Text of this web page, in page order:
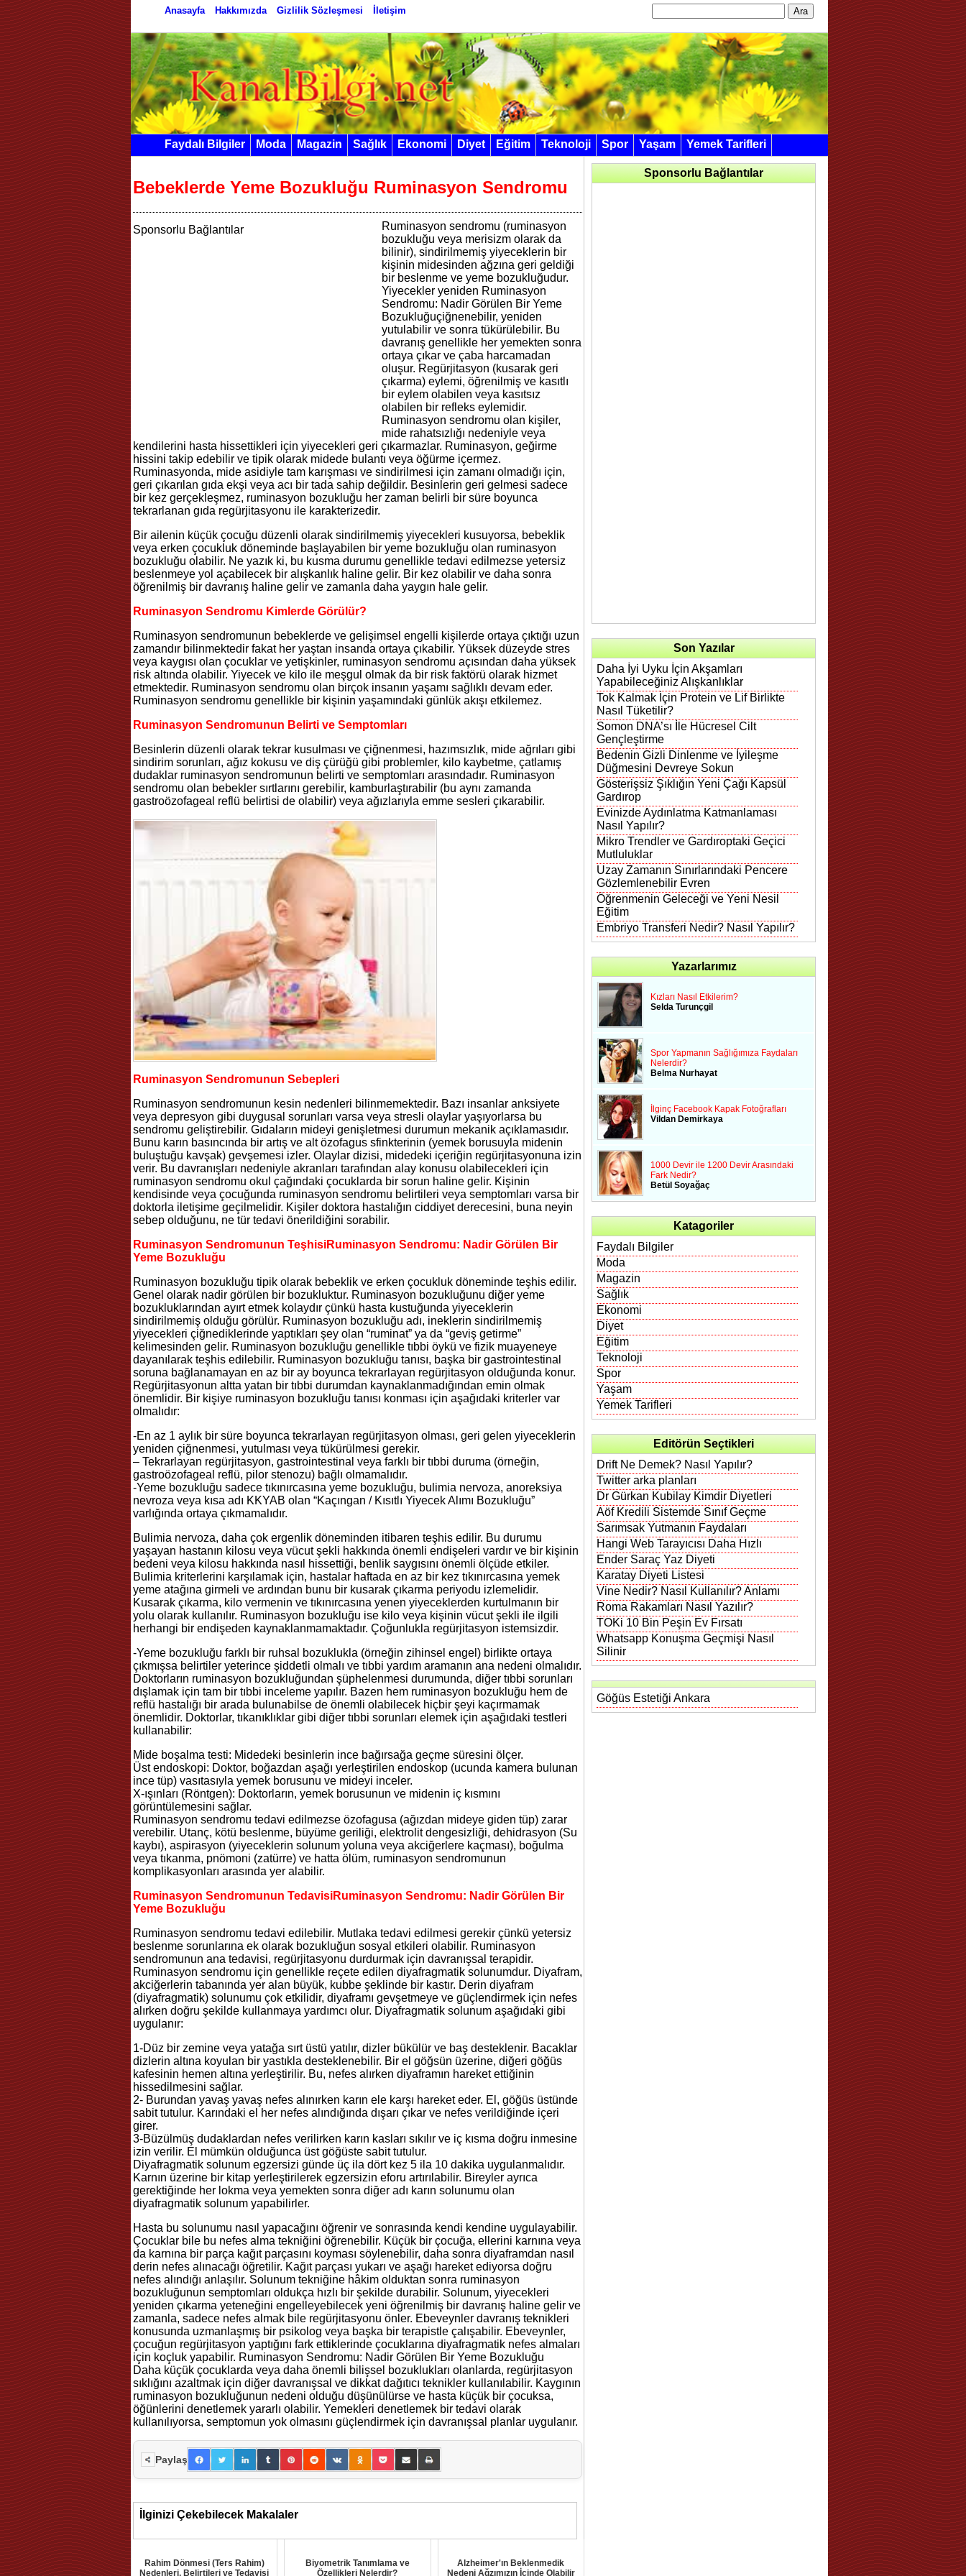
Anasayfa Hakkımızda Gizlilik Sözleşmesi İletişim
Faydalı Bilgiler Moda Magazin Sağlık Ekonomi Diyet Eğitim Teknoloji Spor Yaşam Yemek Tarifleri
Bebeklerde Yeme Bozukluğu Ruminasyon Sendromu
Sponsorlu Bağlantılar
Ruminasyon sendromu (ruminasyon
bozukluğu veya merisizm olarak da
bilinir), sindirilmemiş yiyeceklerin bir
kişinin midesinden ağzına geri geldiği
bir beslenme ve yeme bozukluğudur.
Yiyecekler yeniden Ruminasyon
Sendromu: Nadir Görülen Bir Yeme
Bozukluğuçiğnenebilir, yeniden
yutulabilir ve sonra tükürülebilir. Bu
davranış genellikle her yemekten sonra
ortaya çıkar ve çaba harcamadan
oluşur. Regürjitasyon (kusarak geri
çıkarma) eylemi, öğrenilmiş ve kasıtlı
bir eylem olabilen veya kasıtsız
olabilen bir refleks eylemidir.
Ruminasyon sendromu olan kişiler,
mide rahatsızlığı nedeniyle veya
kendilerini hasta hissettikleri için yiyecekleri geri çıkarmazlar. Ruminasyon, geğirme
hissini takip edebilir ve tipik olarak midede bulantı veya öğürme içermez.
Ruminasyonda, mide asidiyle tam karışması ve sindirilmesi için zamanı olmadığı için,
geri çıkarılan gıda ekşi veya acı bir tada sahip değildir. Besinlerin geri gelmesi sadece
bir kez gerçekleşmez, ruminasyon bozukluğu her zaman belirli bir süre boyunca
tekrarlanan gıda regürjitasyonu ile karakterizedir.
Bir ailenin küçük çocuğu düzenli olarak sindirilmemiş yiyecekleri kusuyorsa, bebeklik
veya erken çocukluk döneminde başlayabilen bir yeme bozukluğu olan ruminasyon
bozukluğu olabilir. Ne yazık ki, bu kusma durumu genellikle tedavi edilmezse yetersiz
beslenmeye yol açabilecek bir alışkanlık haline gelir. Bir kez olabilir ve daha sonra
öğrenilmiş bir davranış haline gelir ve zamanla daha yaygın hale gelir.
Ruminasyon Sendromu Kimlerde Görülür?
Ruminasyon sendromunun bebeklerde ve gelişimsel engelli kişilerde ortaya çıktığı uzun
zamandır bilinmektedir fakat her yaştan insanda ortaya çıkabilir. Yüksek düzeyde stres
veya kaygısı olan çocuklar ve yetişkinler, ruminasyon sendromu açısından daha yüksek
risk altında olabilir. Yiyecek ve kilo ile meşgul olmak da bir risk faktörü olarak hizmet
etmektedir. Ruminasyon sendromu olan birçok insanın yaşamı sağlıklı devam eder.
Ruminasyon sendromu genellikle bir kişinin yaşamındaki günlük akışı etkilemez.
Ruminasyon Sendromunun Belirti ve Semptomları
Besinlerin düzenli olarak tekrar kusulması ve çiğnenmesi, hazımsızlık, mide ağrıları gibi
sindirim sorunları, ağız kokusu ve diş çürüğü gibi problemler, kilo kaybetme, çatlamış
dudaklar ruminasyon sendromunun belirti ve semptomları arasındadır. Ruminasyon
sendromu olan bebekler sırtlarını gerebilir, kamburlaştırabilir (bu aynı zamanda
gastroözofageal reflü belirtisi de olabilir) veya ağızlarıyla emme sesleri çıkarabilir.
Ruminasyon Sendromunun Sebepleri
Ruminasyon sendromunun kesin nedenleri bilinmemektedir. Bazı insanlar anksiyete
veya depresyon gibi duygusal sorunları varsa veya stresli olaylar yaşıyorlarsa bu
sendromu geliştirebilir. Gıdaların mideyi genişletmesi durumun mekanik açıklamasıdır.
Bunu karın basıncında bir artış ve alt özofagus sfinkterinin (yemek borusuyla midenin
buluştuğu kavşak) gevşemesi izler. Olaylar dizisi, midedeki içeriğin regürjitasyonuna izin
verir. Bu davranışları nedeniyle akranları tarafından alay konusu olabilecekleri için
ruminasyon sendromu okul çağındaki çocuklarda bir sorun haline gelir. Kişinin
kendisinde veya çocuğunda ruminasyon sendromu belirtileri veya semptomları varsa bir
doktorla iletişime geçilmelidir. Kişiler doktora hastalığın ciddiyet derecesini, buna neyin
sebep olduğunu, ne tür tedavi önerildiğini sorabilir.
Ruminasyon Sendromunun TeşhisiRuminasyon Sendromu: Nadir Görülen Bir
Yeme Bozukluğu
Ruminasyon bozukluğu tipik olarak bebeklik ve erken çocukluk döneminde teşhis edilir.
Genel olarak nadir görülen bir bozukluktur. Ruminasyon bozukluğunu diğer yeme
bozukluklarından ayırt etmek kolaydır çünkü hasta kustuğunda yiyeceklerin
sindirilmemiş olduğu görülür. Ruminasyon bozukluğu adı, ineklerin sindirilmemiş
yiyecekleri çiğnediklerinde yaptıkları şey olan “ruminat” ya da “geviş getirme”
kelimesinden gelir. Ruminasyon bozukluğu genellikle tıbbi öykü ve fizik muayeneye
dayanılarak teşhis edilebilir. Ruminasyon bozukluğu tanısı, başka bir gastrointestinal
soruna bağlanamayan en az bir ay boyunca tekrarlayan regürjitasyon olduğunda konur.
Regürjitasyonun altta yatan bir tıbbi durumdan kaynaklanmadığından emin olmak
önemlidir. Bir kişiye ruminasyon bozukluğu tanısı konması için aşağıdaki kriterler var
olmalıdır:
-En az 1 aylık bir süre boyunca tekrarlayan regürjitasyon olması, geri gelen yiyeceklerin
yeniden çiğnenmesi, yutulması veya tükürülmesi gerekir.
– Tekrarlayan regürjitasyon, gastrointestinal veya farklı bir tıbbi duruma (örneğin,
gastroözofageal reflü, pilor stenozu) bağlı olmamalıdır.
-Yeme bozukluğu sadece tıkınırcasına yeme bozukluğu, bulimia nervoza, anoreksiya
nevroza veya kısa adı KKYAB olan “Kaçıngan / Kısıtlı Yiyecek Alımı Bozukluğu”
varlığında ortaya çıkmamalıdır.
Bulimia nervoza, daha çok ergenlik döneminden itibaren teşhis edilir. Bu durumu
yaşayan hastanın kilosu veya vücut şekli hakkında önemli endişeleri vardır ve bir kişinin
bedeni veya kilosu hakkında nasıl hissettiği, benlik saygısını önemli ölçüde etkiler.
Bulimia kriterlerini karşılamak için, hastalar haftada en az bir kez tıkınırcasına yemek
yeme atağına girmeli ve ardından bunu bir kusarak çıkarma periyodu izlemelidir.
Kusarak çıkarma, kilo vermenin ve tıkınırcasına yenen yiyeceklerden kurtulmanın bir
yolu olarak kullanılır. Ruminasyon bozukluğu ise kilo veya kişinin vücut şekli ile ilgili
herhangi bir endişeden kaynaklanmamaktadır. Çoğunlukla regürjitasyon istemsizdir.
-Yeme bozukluğu farklı bir ruhsal bozuklukla (örneğin zihinsel engel) birlikte ortaya
çıkmışsa belirtiler yeterince şiddetli olmalı ve tıbbi yardım aramanın ana nedeni olmalıdır.
Doktorların ruminasyon bozukluğundan şüphelenmesi durumunda, diğer tıbbi sorunları
dışlamak için tam bir tıbbi inceleme yapılır. Bazen hem ruminasyon bozukluğu hem de
reflü hastalığı bir arada bulunabilse de önemli olabilecek hiçbir şeyi kaçırmamak
önemlidir. Doktorlar, tıkanıklıklar gibi diğer tıbbi sorunları elemek için aşağıdaki testleri
kullanabilir:
Mide boşalma testi: Midedeki besinlerin ince bağırsağa geçme süresini ölçer.
Üst endoskopi: Doktor, boğazdan aşağı yerleştirilen endoskop (ucunda kamera bulunan
ince tüp) vasıtasıyla yemek borusunu ve mideyi inceler.
X-ışınları (Röntgen): Doktorların, yemek borusunun ve midenin iç kısmını
görüntülemesini sağlar.
Ruminasyon sendromu tedavi edilmezse özofagusa (ağızdan mideye giden tüp) zarar
verebilir. Utanç, kötü beslenme, büyüme geriliği, elektrolit dengesizliği, dehidrasyon (Su
kaybı), aspirasyon (yiyeceklerin solunum yoluna veya akciğerlere kaçması), boğulma
veya tıkanma, pnömoni (zatürre) ve hatta ölüm, ruminasyon sendromunun
komplikasyonları arasında yer alabilir.
Ruminasyon Sendromunun TedavisiRuminasyon Sendromu: Nadir Görülen Bir
Yeme Bozukluğu
Ruminasyon sendromu tedavi edilebilir. Mutlaka tedavi edilmesi gerekir çünkü yetersiz
beslenme sorunlarına ek olarak bozukluğun sosyal etkileri olabilir. Ruminasyon
sendromunun ana tedavisi, regürjitasyonu durdurmak için davranışsal terapidir.
Ruminasyon sendromu için genellikle reçete edilen diyafragmatik solunumdur. Diyafram,
akciğerlerin tabanında yer alan büyük, kubbe şeklinde bir kastır. Derin diyafram
(diyafragmatik) solunumu çok etkilidir, diyaframı gevşetmeye ve güçlendirmek için nefes
alırken doğru şekilde kullanmaya yardımcı olur. Diyafragmatik solunum aşağıdaki gibi
uygulanır:
1-Düz bir zemine veya yatağa sırt üstü yatılır, dizler bükülür ve baş desteklenir. Bacaklar
dizlerin altına koyulan bir yastıkla desteklenebilir. Bir el göğsün üzerine, diğeri göğüs
kafesinin hemen altına yerleştirilir. Bu, nefes alırken diyaframın hareket ettiğinin
hissedilmesini sağlar.
2- Burundan yavaş yavaş nefes alınırken karın ele karşı hareket eder. El, göğüs üstünde
sabit tutulur. Karındaki el her nefes alındığında dışarı çıkar ve nefes verildiğinde içeri
girer.
3-Büzülmüş dudaklardan nefes verilirken karın kasları sıkılır ve iç kısma doğru inmesine
izin verilir. El mümkün olduğunca üst göğüste sabit tutulur.
Diyafragmatik solunum egzersizi günde üç ila dört kez 5 ila 10 dakika uygulanmalıdır.
Karnın üzerine bir kitap yerleştirilerek egzersizin eforu artırılabilir. Bireyler ayrıca
gerektiğinde her lokma veya yemekten sonra diğer adı karın solunumu olan
diyafragmatik solunum yapabilirler.
Hasta bu solunumu nasıl yapacağını öğrenir ve sonrasında kendi kendine uygulayabilir.
Çocuklar bile bu nefes alma tekniğini öğrenebilir. Küçük bir çocuğa, ellerini karnına veya
da karnına bir parça kağıt parçasını koyması söylenebilir, daha sonra diyaframdan nasıl
derin nefes alınacağı öğretilir. Kağıt parçası yukarı ve aşağı hareket ediyorsa doğru
nefes alındığı anlaşılır. Solunum tekniğine hâkim olduktan sonra ruminasyon
bozukluğunun semptomları oldukça hızlı bir şekilde durabilir. Solunum, yiyecekleri
yeniden çıkarma yeteneğini engelleyebilecek yeni öğrenilmiş bir davranış haline gelir ve
zamanla, sadece nefes almak bile regürjitasyonu önler. Ebeveynler davranış teknikleri
konusunda uzmanlaşmış bir psikolog veya başka bir terapistle çalışabilir. Ebeveynler,
çocuğun regürjitasyon yaptığını fark ettiklerinde çocuklarına diyafragmatik nefes almaları
için koçluk yapabilir. Ruminasyon Sendromu: Nadir Görülen Bir Yeme Bozukluğu
Daha küçük çocuklarda veya daha önemli bilişsel bozuklukları olanlarda, regürjitasyon
sıklığını azaltmak için diğer davranışsal ve dikkat dağıtıcı teknikler kullanılabilir. Kaygının
ruminasyon bozukluğunun nedeni olduğu düşünülürse ve hasta küçük bir çocuksa,
öğünlerini denetlemek yararlı olabilir. Yemekleri denetlemek bir tedavi olarak
kullanılıyorsa, semptomun yok olmasını güçlendirmek için davranışsal planlar uygulanır.
Paylaş
İlginizi Çekebilecek Makalaler
Rahim Dönmesi (Ters Rahim)
Nedenleri, Belirtileri ve Tedavisi
Biyometrik Tanımlama ve
Özellikleri Nelerdir?
Alzheimer'ın Beklenmedik
Nedeni Ağzımızın İçinde Olabilir
Sponsorlu Bağlantılar
Son Yazılar
Daha İyi Uyku İçin Akşamları
Yapabileceğiniz Alışkanlıklar
Tok Kalmak İçin Protein ve Lif Birlikte
Nasıl Tüketilir?
Somon DNA’sı İle Hücresel Cilt
Gençleştirme
Bedenin Gizli Dinlenme ve İyileşme
Düğmesini Devreye Sokun
Gösterişsiz Şıklığın Yeni Çağı Kapsül
Gardırop
Evinizde Aydınlatma Katmanlaması
Nasıl Yapılır?
Mikro Trendler ve Gardıroptaki Geçici
Mutluluklar
Uzay Zamanın Sınırlarındaki Pencere
Gözlemlenebilir Evren
Öğrenmenin Geleceği ve Yeni Nesil
Eğitim
Embriyo Transferi Nedir? Nasıl Yapılır?
Yazarlarımız
Kızları Nasıl Etkilerim?
Selda Turunçgil
Spor Yapmanın Sağlığımıza Faydaları
Nelerdir?
Belma Nurhayat
İlginç Facebook Kapak Fotoğrafları
Vildan Demirkaya
1000 Devir ile 1200 Devir Arasındaki
Fark Nedir?
Betül Soyağaç
Katagoriler
Faydalı Bilgiler
Moda
Magazin
Sağlık
Ekonomi
Diyet
Eğitim
Teknoloji
Spor
Yaşam
Yemek Tarifleri
Editörün Seçtikleri
Drift Ne Demek? Nasıl Yapılır?
Twitter arka planları
Dr Gürkan Kubilay Kimdir Diyetleri
Aöf Kredili Sistemde Sınıf Geçme
Sarımsak Yutmanın Faydaları
Hangi Web Tarayıcısı Daha Hızlı
Ender Saraç Yaz Diyeti
Karatay Diyeti Listesi
Vine Nedir? Nasıl Kullanılır? Anlamı
Roma Rakamları Nasıl Yazılır?
TOKi 10 Bin Peşin Ev Fırsatı
Whatsapp Konuşma Geçmişi Nasıl
Silinir
Göğüs Estetiği Ankara